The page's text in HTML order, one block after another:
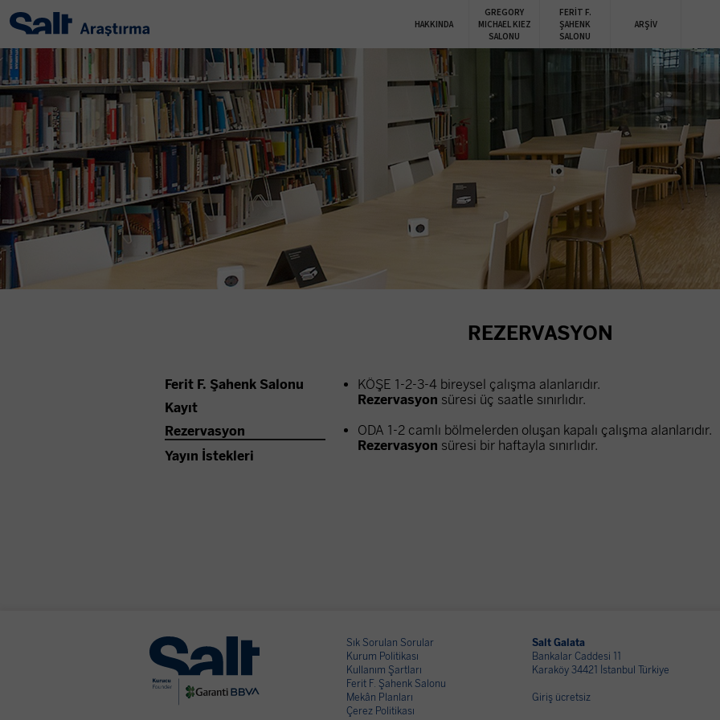
HAKKINDA
GREGORY
MICHAEL KIEZ
SALONU
FERİT F.
ŞAHENK
SALONU
ARŞİV
REZERVASYON
Ferit F. Şahenk Salonu
Kayıt
Rezervasyon
Yayın İstekleri
KÖŞE 1-2-3-4 bireysel çalışma alanlarıdır.
Rezervasyon süresi üç saatle sınırlıdır.
ODA 1-2 camlı bölmelerden oluşan kapalı çalışma alanlarıdır.
Rezervasyon süresi bir haftayla sınırlıdır.
Sık Sorulan Sorular
Kurum Politikası
Kullanım Şartları
Ferit F. Şahenk Salonu
Mekân Planları
Çerez Politikası
Salt Galata
Bankalar Caddesi 11
Karaköy 34421 İstanbul Türkiye
Giriş ücretsiz